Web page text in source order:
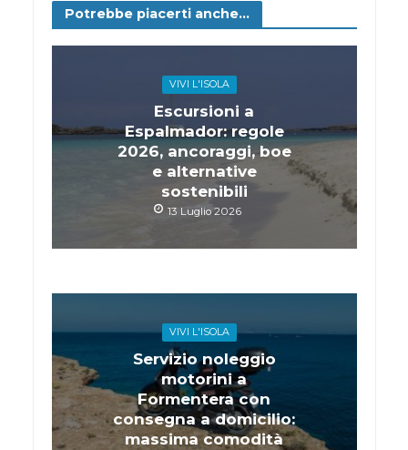
Potrebbe piacerti anche...
VIVI L'ISOLA
Escursioni a
Espalmador: regole
2026, ancoraggi, boe
e alternative
sostenibili
13 Luglio 2026
VIVI L'ISOLA
Servizio noleggio
motorini a
Formentera con
consegna a domicilio:
massima comodità